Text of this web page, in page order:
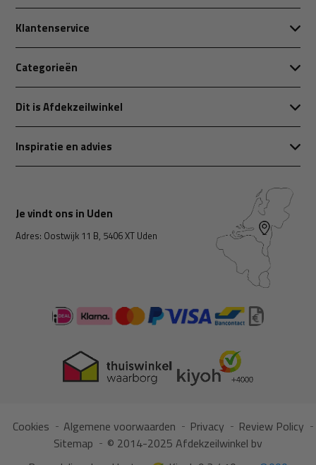
Klantenservice
Categorieën
Dit is Afdekzeilwinkel
Inspiratie en advies
Je vindt ons in Uden
Adres: Oostwijk 11 B, 5406 XT Uden
Cookies Algemene voorwaarden Privacy
Review Policy
Sitemap
© 2014-2025 Afdekzeilwinkel bv